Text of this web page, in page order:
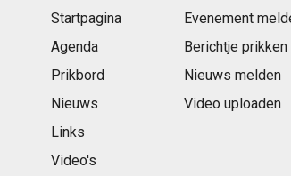
Startpagina
Agenda
Prikbord
Nieuws
Links
Video's
Evenement
Berichtje prikken
Nieuws melden
Video uploaden